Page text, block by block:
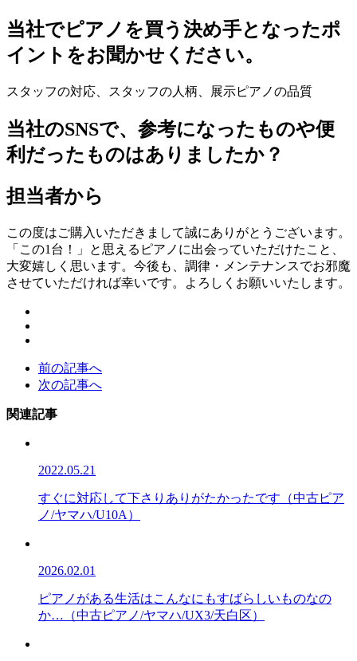
当社でピアノを買う決め手となったポ
イントをお聞かせください。
スタッフの対応、スタッフの人柄、展示ピアノの品質
当社のSNSで、参考になったものや便
利だったものはありましたか？
担当者から
この度はご購入いただきまして誠にありがとうございます。
「この1台！」と思えるピアノに出会っていただけたこと、
大変嬉しく思います。今後も、調律・メンテナンスでお邪魔
させていただければ幸いです。よろしくお願いいたします。
前の記事へ
次の記事へ
関連記事
2022.05.21
すぐに対応して下さりありがたかったです（中古ピア
ノ/ヤマハ/U10A）
2026.02.01
ピアノがある生活はこんなにもすばらしいものなの
か…（中古ピアノ/ヤマハ/UX3/天白区）